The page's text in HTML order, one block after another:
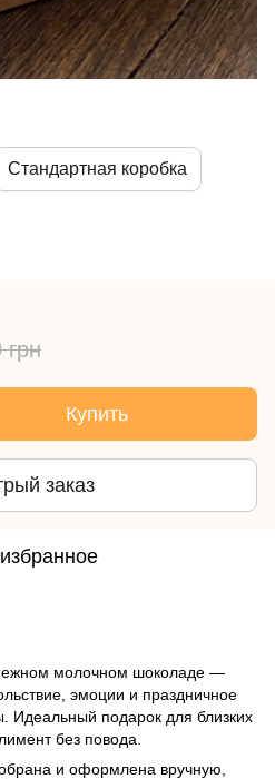
Стандартная коробка
грн
Купить
заказ
молочном шоколаде —
эмоции и праздничное
Идеальный подарок для близких
без повода.
и оформлена вручную,